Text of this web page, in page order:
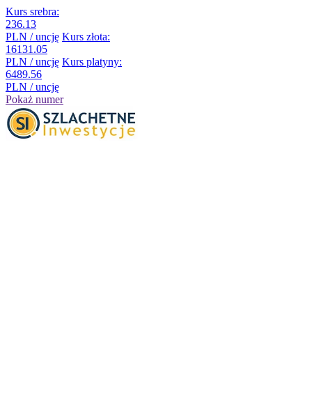
Kurs srebra:
236.13
PLN / uncję Kurs złota:
16131.05
PLN / uncję Kurs platyny:
6489.56
PLN / uncję
Pokaż numer